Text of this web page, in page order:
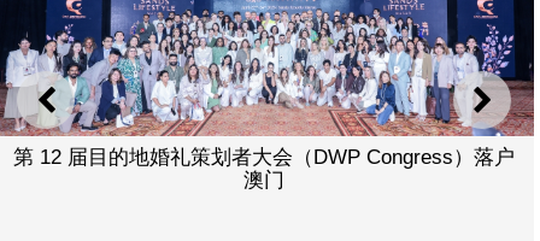
上一则 下一
第 12 届目的地婚礼策划者大会（DWP Congress）落户
澳门